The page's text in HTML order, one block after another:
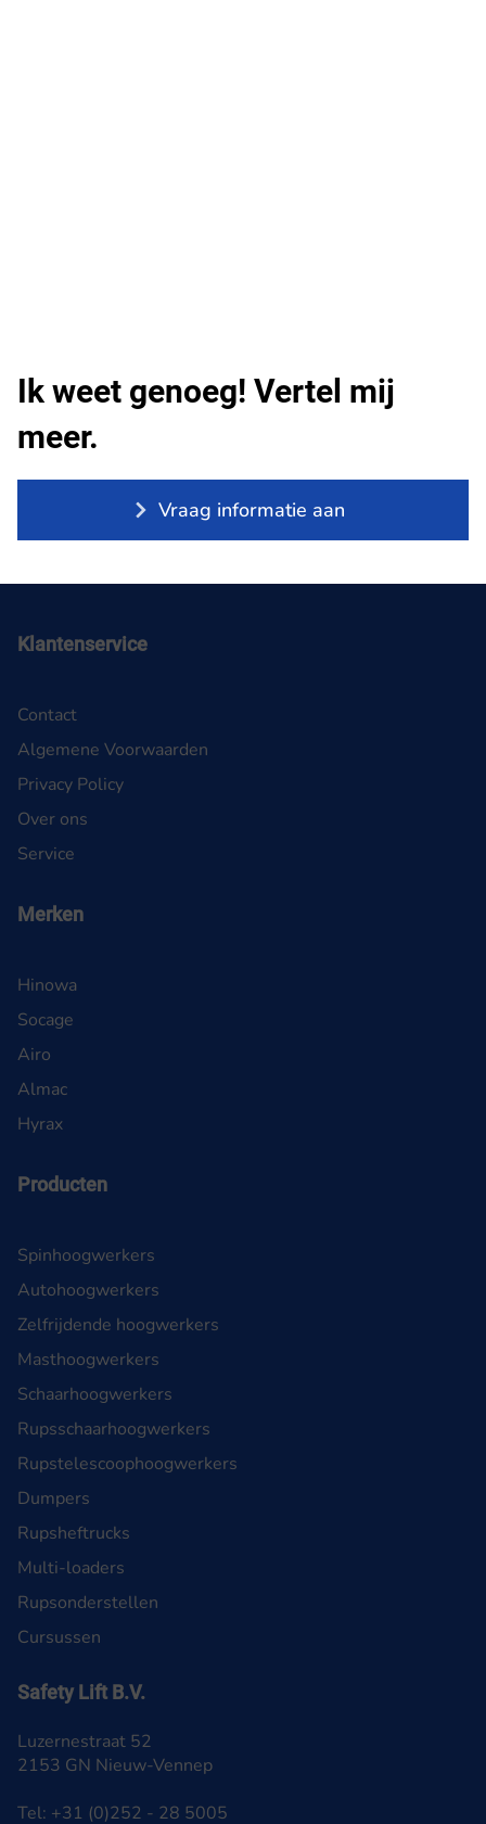
Ik weet genoeg! Vertel mij
meer.
Vraag informatie aan
Safety Lift B.V.
Luzernestraat 52
2153 GN Nieuw-Vennep
Tel: +31 (0)252 - 28 5005
Klantenservice
Contact
Algemene Voorwaarden
Privacy Policy
Over ons
Service
Merken
Hinowa
Socage
Airo
Almac
Hyrax
Producten
Spinhoogwerkers
Autohoogwerkers
Zelfrijdende hoogwerkers
Masthoogwerkers
Schaarhoogwerkers
Rupsschaarhoogwerkers
Rupstelescoophoogwerkers
Dumpers
Rupsheftrucks
Multi-loaders
Rupsonderstellen
Cursussen